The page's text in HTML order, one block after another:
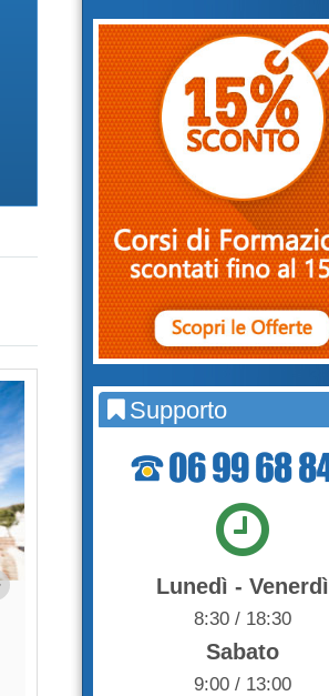
impresa edile agricola imprese
industrie aziende imprenditore
obblighi formazione partecipata
datore di lavoro
fisici, rischio vibrazioni
85,00 €
Supporto
Lunedì - Venerdì
8:30 / 18:30
Sabato
9:00 / 13:00